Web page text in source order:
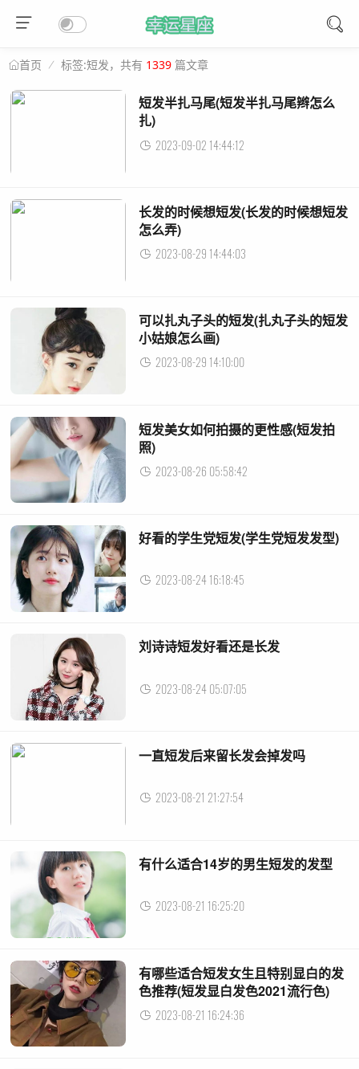
首页 标签:短发，共有 1339 篇文章
短发半扎马尾(短发半扎马尾辫怎么
扎)
2023-09-02 14:44:12
长发的时候想短发(长发的时候想短发
怎么弄)
2023-08-29 14:44:03
可以扎丸子头的短发(扎丸子头的短发
小姑娘怎么画)
2023-08-29 14:10:00
短发美女如何拍摄的更性感(短发拍
照)
2023-08-26 05:58:42
好看的学生党短发(学生党短发发型)
2023-08-24 16:18:45
刘诗诗短发好看还是长发
2023-08-24 05:07:05
一直短发后来留长发会掉发吗
2023-08-21 21:27:54
有什么适合14岁的男生短发的发型
2023-08-21 16:25:20
有哪些适合短发女生且特别显白的发
色推荐(短发显白发色2021流行色)
2023-08-21 16:24:36